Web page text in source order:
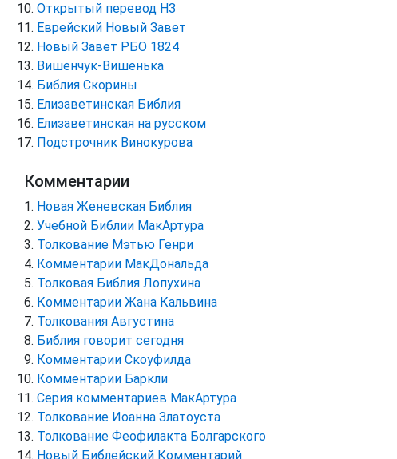
Открытый перевод НЗ
Еврейский Новый Завет
Новый Завет РБО 1824
Вишенчук-Вишенька
Библия Скорины
Елизаветинская Библия
Елизаветинская на русском
Подстрочник Винокурова
Комментарии
Новая Женевская Библия
Учебной Библии МакАртура
Толкование Мэтью Генри
Комментарии МакДональда
Толковая Библия Лопухина
Комментарии Жана Кальвина
Толкования Августина
Библия говорит сегодня
Комментарии Скоуфилда
Комментарии Баркли
Серия комментариев МакАртура
Толкование Иоанна Златоуста
Толкование Феофилакта Болгарского
Новый Библейский Комментарий